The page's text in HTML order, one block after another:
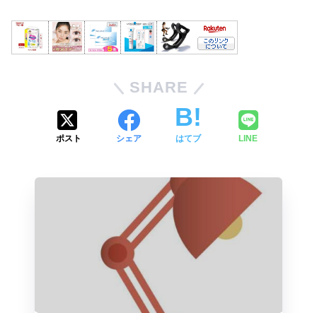
SHARE
ポスト シェア はてブ LINE